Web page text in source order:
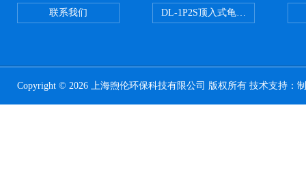
联系我们 DL-1P2S顶入式龟背过滤器
Copyright © 2026 上海煦伦环保科技有限公司 版权所有 技术支持：